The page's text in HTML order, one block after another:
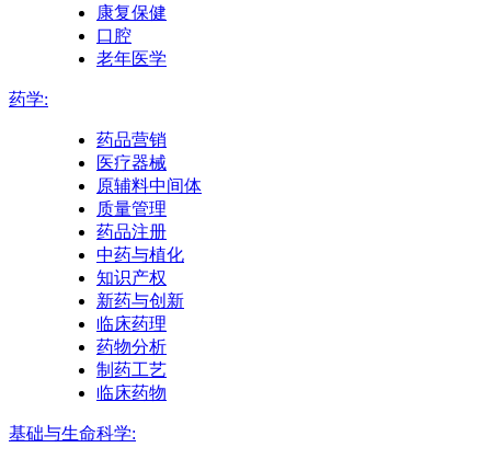
康复保健
口腔
老年医学
药学:
药品营销
医疗器械
原辅料中间体
质量管理
药品注册
中药与植化
知识产权
新药与创新
临床药理
药物分析
制药工艺
临床药物
基础与生命科学: